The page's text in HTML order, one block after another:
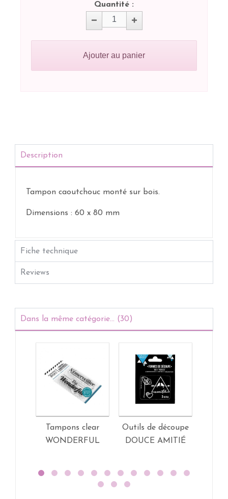
Quantité :
Ajouter au panier
Description
Tampon caoutchouc monté sur bois.
Dimensions : 60 x 80 mm
Fiche technique
Reviews
Dans la même catégorie... (30)
Tampons clear
WONDERFUL
Outils de découpe
DOUCE AMITIÉ